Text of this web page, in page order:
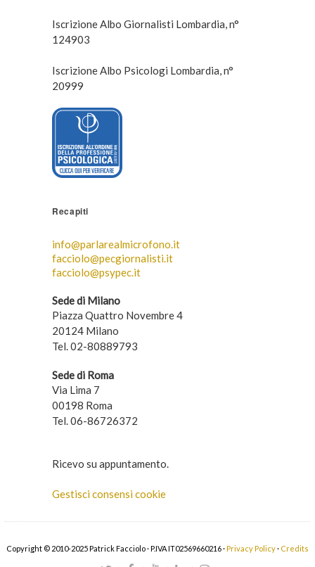
Iscrizione Albo Giornalisti Lombardia, n°
124903
Iscrizione Albo Psicologi Lombardia, n°
20999
Recapiti
info@parlarealmicrofono.it
facciolo@pecgiornalisti.it
facciolo@psypec.it
Sede di Milano
Piazza Quattro Novembre 4
20124 Milano
Tel. 02-80889793
Sede di Roma
Via Lima 7
00198 Roma
Tel. 06-86726372
Ricevo su appuntamento.
Gestisci consensi cookie
Copyright © 2010-2025 Patrick Facciolo · P.IVA IT02569660216 ·Privacy Policy· Credits